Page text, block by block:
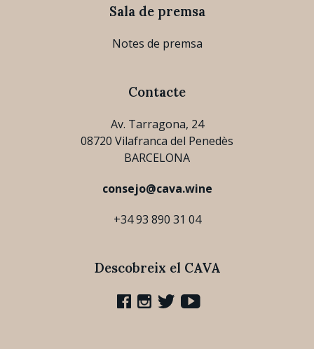
Sala de premsa
Notes de premsa
Contacte
Av. Tarragona, 24
08720 Vilafranca del Penedès
BARCELONA
consejo@cava.wine
+34 93 890 31 04
Descobreix el CAVA